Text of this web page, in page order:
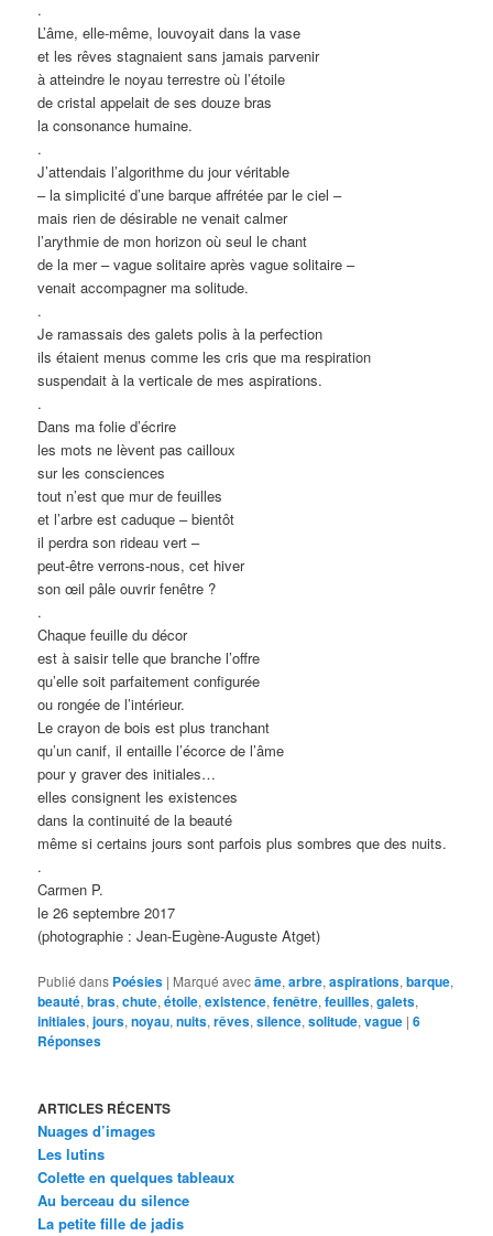
.
L’âme, elle-même, louvoyait dans la vase
et les rêves stagnaient sans jamais parvenir
à atteindre le noyau terrestre où l’étoile
de cristal appelait de ses douze bras
la consonance humaine.
.
J’attendais l’algorithme du jour véritable
– la simplicité d’une barque affrétée par le ciel –
mais rien de désirable ne venait calmer
l’arythmie de mon horizon où seul le chant
de la mer – vague solitaire après vague solitaire –
venait accompagner ma solitude.
.
Je ramassais des galets polis à la perfection
ils étaient menus comme les cris que ma respiration
suspendait à la verticale de mes aspirations.
.
Dans ma folie d’écrire
les mots ne lèvent pas cailloux
sur les consciences
tout n’est que mur de feuilles
et l’arbre est caduque – bientôt
il perdra son rideau vert –
peut-être verrons-nous, cet hiver
son œil pâle ouvrir fenêtre ?
.
Chaque feuille du décor
est à saisir telle que branche l’offre
qu’elle soit parfaitement configurée
ou rongée de l’intérieur.
Le crayon de bois est plus tranchant
qu’un canif, il entaille l’écorce de l’âme
pour y graver des initiales…
elles consignent les existences
dans la continuité de la beauté
même si certains jours sont parfois plus sombres que des nuits.
.
Carmen P.
le 26 septembre 2017
(photographie : Jean-Eugène-Auguste Atget)
Publié dans Poésies | Marqué avecâme,arbre,aspirations,barque,
beauté,bras,chute,étoile,existence,fenêtre,feuilles,galets,
initiales,jours,noyau,nuits,rêves,silence,solitude,vague |6
Réponses
ARTICLES RÉCENTS
Nuages d’images
Les lutins
Colette en quelques tableaux
Au berceau du silence
La petite fille de jadis